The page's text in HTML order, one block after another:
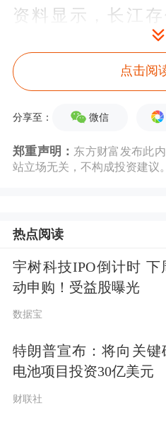
资料显示，长江
月，是一家集芯片
装测试及系统解决
长江存储是国内唯
片厂商，其自主研
能比肩三星、
球NAND市场份额
道，长江存储今年
200亿元，同比翻倍
5月17日，另一大
更新科创板
点击阅
分享至： 微信
郑重声明： 东方财富发布此
站立场无关，不构成投资建议
热点阅读
宇树科技IPO倒计时 下
动申购！受益股曝光
数据宝
特朗普宣布：将向关键
电池项目投资30亿美元
财联社